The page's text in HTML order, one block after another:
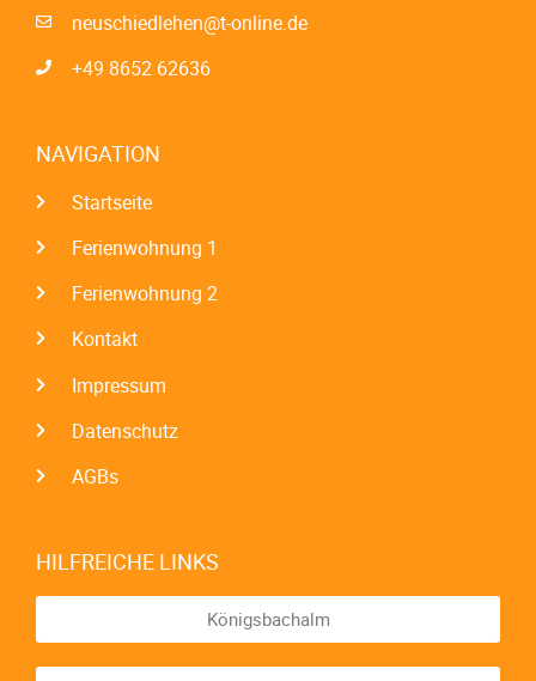
neuschiedlehen@t-online.de
+49 8652 62636
NAVIGATION
Startseite
Ferienwohnung 1
Ferienwohnung 2
Kontakt
Impressum
Datenschutz
AGBs
HILFREICHE LINKS
Königsbachalm